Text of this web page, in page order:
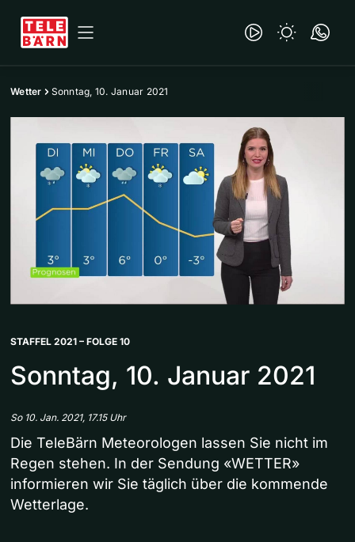
Wetter Sonntag, 10. Januar 2021
STAFFEL 2021 – FOLGE 10
Sonntag, 10. Januar 2021
So 10. Jan. 2021, 17.15 Uhr
Die TeleBärn Meteorologen lassen Sie nicht im
Regen stehen. In der Sendung «WETTER»
informieren wir Sie täglich über die kommende
Wetterlage.